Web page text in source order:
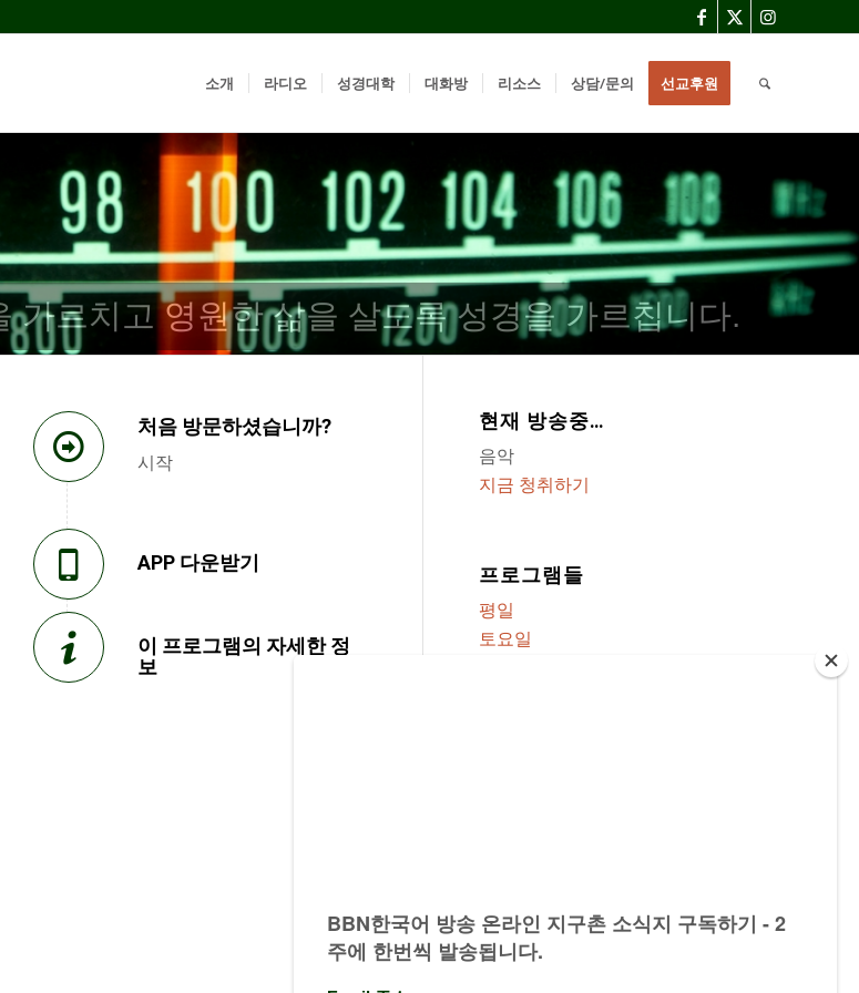
소개 라디오 성경대학 대화방 리소스 상담/문의 선교후원
가르치고 영원한 삶을 살도록 성경을 가르칩니다.
처음 방문하셨습니까?
시작
APP 다운받기
이 프로그램의 자세한 정
보
현재 방송중…
음악
지금 청취하기
프로그램들
평일
토요일